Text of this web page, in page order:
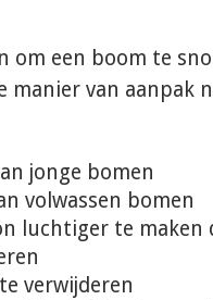
om een boom te
manier van aanpak
jonge bomen
volwassen bomen
luchtiger te maken
verwijderen